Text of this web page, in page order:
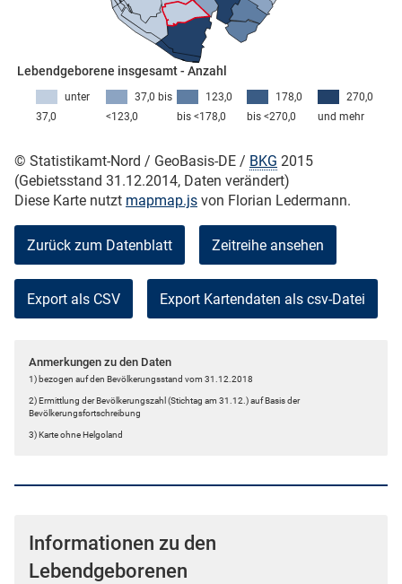
Lebendgeborene insgesamt - Anzahl
270,0
und mehr
178,0
bis <270,0
123,0
bis <178,0
37,0 bis
<123,0
unter
37,0
© Statistikamt-Nord / GeoBasis-DE / BKG 2015
(Gebietsstand 31.12.2014, Daten verändert)
Diese Karte nutzt mapmap.js von Florian Ledermann.
Zurück zum Datenblatt Zeitreihe ansehen
Export als CSV
Anmerkungen zu den Daten
1) bezogen auf den Bevölkerungsstand vom 31.12.2018
2) Ermittlung der Bevölkerungszahl (Stichtag am 31.12.) auf Basis der
Bevölkerungsfortschreibung
3) Karte ohne Helgoland
Informationen zu den
Lebendgeborenen